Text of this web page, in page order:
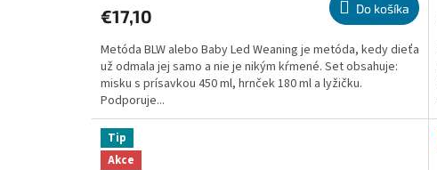
je
z
5
hviezdičiek.
€17,10 Do košíka
Metóda BLW alebo Baby Led Weaning je metóda, kedy dieťa
už odmala jej samo a nie je nikým kŕmené. Set obsahuje:
misku s prísavkou 450 ml, hrnček 180 ml a lyžičku.
Podporuje...
Tip
Akce